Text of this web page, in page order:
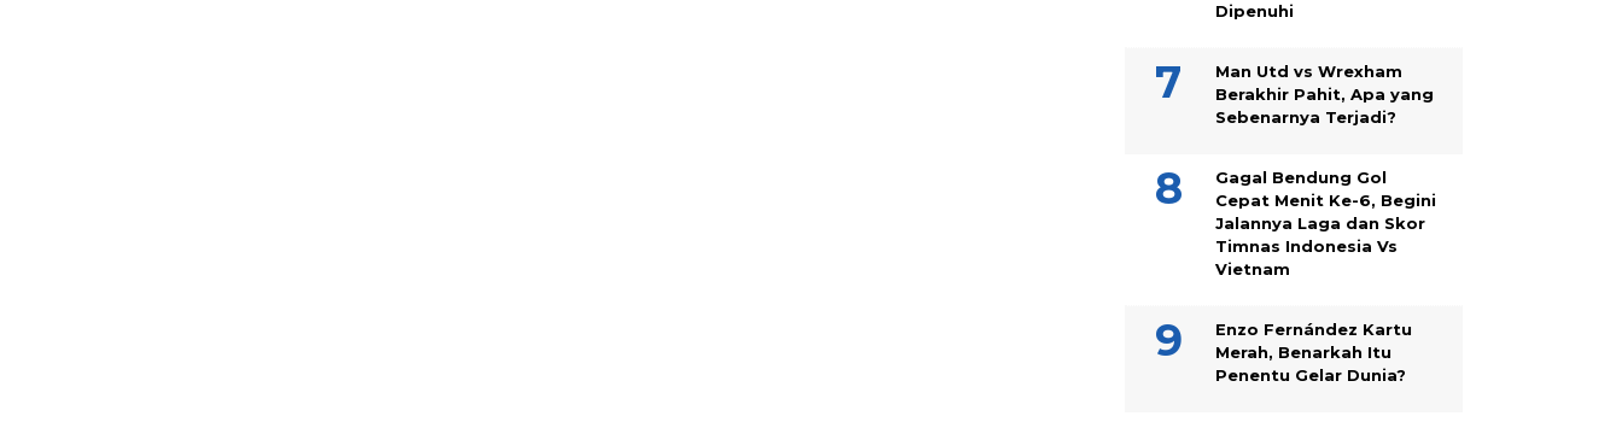
Dipenuhi
Man Utd vs Wrexham
Berakhir Pahit, Apa yang
Sebenarnya Terjadi?
Gagal Bendung Gol
Cepat Menit Ke-6, Begini
Jalannya Laga dan Skor
Timnas Indonesia Vs
Vietnam
Enzo Fernández Kartu
Merah, Benarkah Itu
Penentu Gelar Dunia?